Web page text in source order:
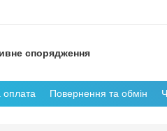
спорядження
оплата Повернення та обмін